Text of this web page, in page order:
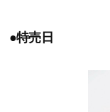
●特売日